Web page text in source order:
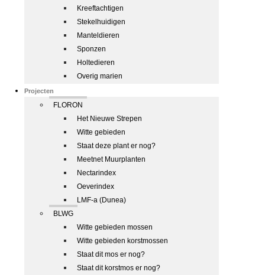
Kreeftachtigen
Stekelhuidigen
Manteldieren
Sponzen
Holtedieren
Overig marien
Projecten
FLORON
Het Nieuwe Strepen
Witte gebieden
Staat deze plant er nog?
Meetnet Muurplanten
Nectarindex
Oeverindex
LMF-a (Dunea)
BLWG
Witte gebieden mossen
Witte gebieden korstmossen
Staat dit mos er nog?
Staat dit korstmos er nog?